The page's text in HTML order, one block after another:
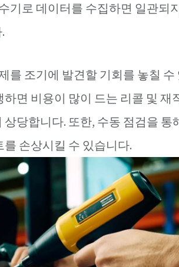
기로 데이터를 수집하면 일관되
를 조기에 발견할 기회를 놓칠
면 비용이 많이 드는 리콜 및 재
당합니다. 또한, 수동 점검을 통
손상시킬 수 있습니다.